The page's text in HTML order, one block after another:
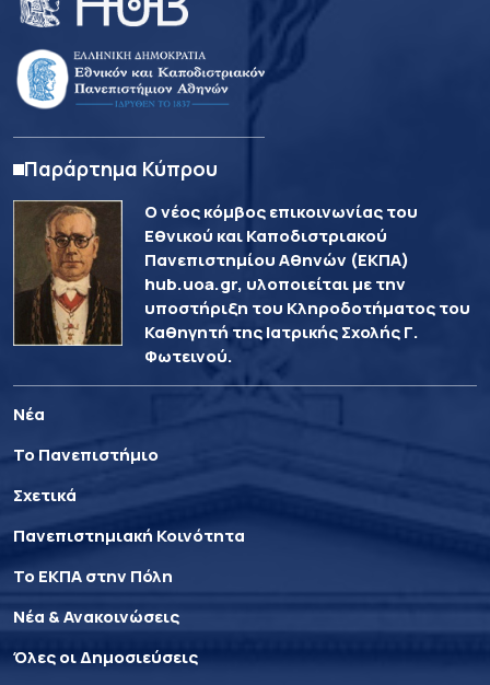
Παράρτημα Κύπρου
Ο νέος κόμβος επικοινωνίας του
Εθνικού και Καποδιστριακού
Πανεπιστημίου Αθηνών (ΕΚΠΑ)
hub.uoa.gr, υλοποιείται με την
υποστήριξη του Κληροδοτήματος του
Καθηγητή της Ιατρικής Σχολής Γ.
Φωτεινού.
Νέα
Το Πανεπιστήμιο
Σχετικά
Πανεπιστημιακή Κοινότητα
Το ΕΚΠΑ στην Πόλη
Νέα & Ανακοινώσεις
Όλες οι Δημοσιεύσεις